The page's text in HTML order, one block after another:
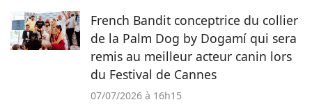
australien, des poules et même des pigeons voyageurs !
French Bandit conceptrice du collier
de la Palm Dog by Dogamí qui sera
remis au meilleur acteur canin lors
du Festival de Cannes
07/07/2026 à 16h15